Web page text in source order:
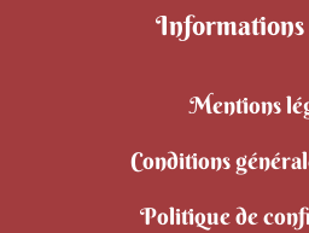
Informations
Mentions
Conditions
Politique de